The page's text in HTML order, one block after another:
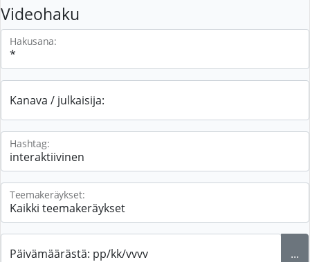
Videohaku
Hakusana:
Kanava / julkaisija:
Hashtag:
Teemakeräykset:
Päivämäärästä: pp/kk/vvvv ...